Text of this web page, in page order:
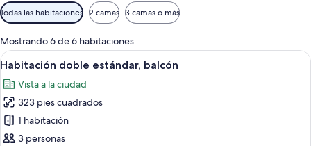
Filtros
disponibles
para
las
habitaciones
Todas las habitaciones 2 camas 3 camas o más
Mostrando 6 de 6 habitaciones
Abrir
todas
las
fotos
de
Habitación
Habitación de hotel con una cama
5
Habitación doble estándar, balcón
Vista a la ciudad
323 pies cuadrados
1 habitación
3 personas